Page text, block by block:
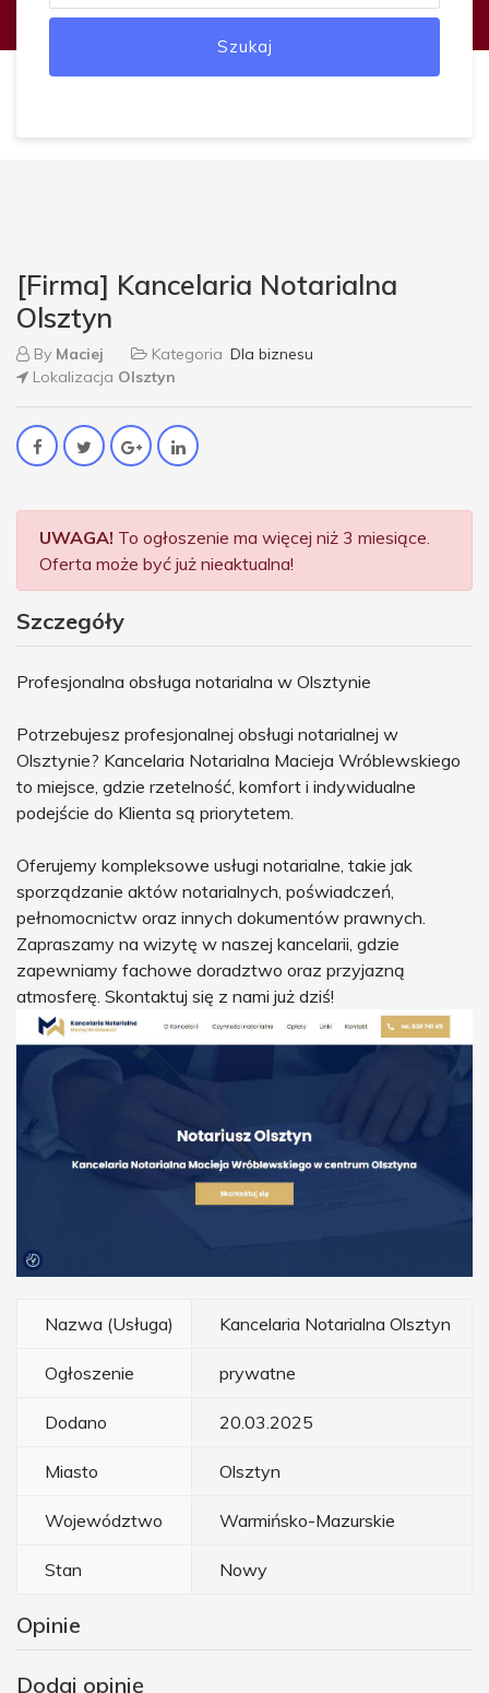
Szukaj
[Firma] Kancelaria Notarialna
Olsztyn
By Maciej Kategoria Dla biznesu
Lokalizacja Olsztyn
UWAGA! To ogłoszenie ma więcej niż 3 miesiące.
Oferta może być już nieaktualna!
Szczegóły
Profesjonalna obsługa notarialna w Olsztynie
Potrzebujesz profesjonalnej obsługi notarialnej w
Olsztynie? Kancelaria Notarialna Macieja Wróblewskiego
to miejsce, gdzie rzetelność, komfort i indywidualne
podejście do Klienta są priorytetem.
Oferujemy kompleksowe usługi notarialne, takie jak
sporządzanie aktów notarialnych, poświadczeń,
pełnomocnictw oraz innych dokumentów prawnych.
Zapraszamy na wizytę w naszej kancelarii, gdzie
zapewniamy fachowe doradztwo oraz przyjazną
atmosferę. Skontaktuj się z nami już dziś!
Nazwa (Usługa) Kancelaria Notarialna Olsztyn
Ogłoszenie prywatne
Dodano 20.03.2025
Miasto Olsztyn
Województwo Warmińsko-Mazurskie
Stan Nowy
Opinie
Dodaj opinię